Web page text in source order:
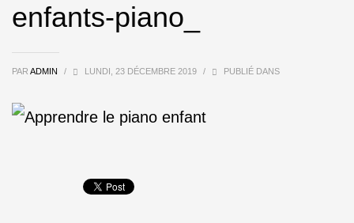
enfants-piano_
PAR ADMIN / LUNDI, 23 DÉCEMBRE 2019 / PUBLIÉ DANS